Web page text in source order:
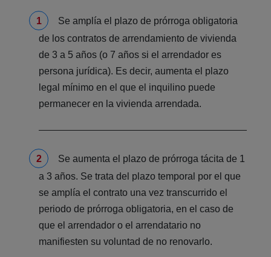
Se amplía el plazo de prórroga obligatoria
de los contratos de arrendamiento de vivienda
de 3 a 5 años (o 7 años si el arrendador es
persona jurídica). Es decir, aumenta el plazo
legal mínimo en el que el inquilino puede
permanecer en la vivienda arrendada.
Se aumenta el plazo de prórroga tácita de 1
a 3 años. Se trata del plazo temporal por el que
se amplía el contrato una vez transcurrido el
periodo de prórroga obligatoria, en el caso de
que el arrendador o el arrendatario no
manifiesten su voluntad de no renovarlo.